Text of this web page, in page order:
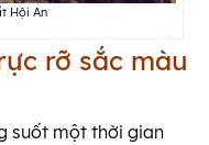
Hội An
rỡ sắc màu
suốt một thời gian